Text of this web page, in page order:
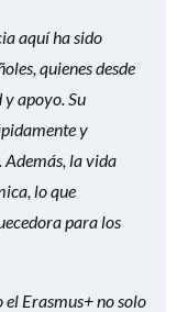
aquí ha sido
quienes desde
apoyo. Su
y
Además, la vida
lo que
para los
Erasmus+ no solo